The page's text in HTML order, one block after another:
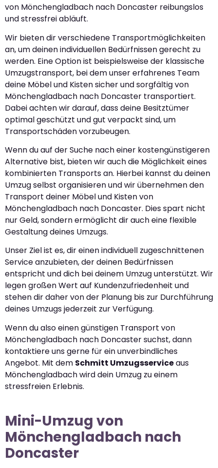
von Mönchengladbach nach Doncaster reibungslos
und stressfrei abläuft.
Wir bieten dir verschiedene Transportmöglichkeiten
an, um deinen individuellen Bedürfnissen gerecht zu
werden. Eine Option ist beispielsweise der klassische
Umzugstransport, bei dem unser erfahrenes Team
deine Möbel und Kisten sicher und sorgfältig von
Mönchengladbach nach Doncaster transportiert.
Dabei achten wir darauf, dass deine Besitztümer
optimal geschützt und gut verpackt sind, um
Transportschäden vorzubeugen.
Wenn du auf der Suche nach einer kostengünstigeren
Alternative bist, bieten wir auch die Möglichkeit eines
kombinierten Transports an. Hierbei kannst du deinen
Umzug selbst organisieren und wir übernehmen den
Transport deiner Möbel und Kisten von
Mönchengladbach nach Doncaster. Dies spart nicht
nur Geld, sondern ermöglicht dir auch eine flexible
Gestaltung deines Umzugs.
Unser Ziel ist es, dir einen individuell zugeschnittenen
Service anzubieten, der deinen Bedürfnissen
entspricht und dich bei deinem Umzug unterstützt. Wir
legen großen Wert auf Kundenzufriedenheit und
stehen dir daher von der Planung bis zur Durchführung
deines Umzugs jederzeit zur Verfügung.
Wenn du also einen günstigen Transport von
Mönchengladbach nach Doncaster suchst, dann
kontaktiere uns gerne für ein unverbindliches
Angebot. Mit dem Schmitt Umzugsserviceaus
Mönchengladbach wird dein Umzug zu einem
stressfreien Erlebnis.
Mini-Umzug von
Mönchengladbach nach
Doncaster